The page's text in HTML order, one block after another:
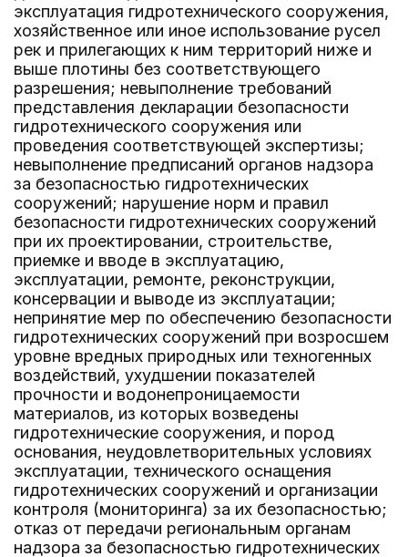
эксплуатация гидротехнического сооружения,
хозяйственное или иное использование русел
рек и прилегающих к ним территорий ниже и
выше плотины без соответствующего
разрешения; невыполнение требований
представления декларации безопасности
гидротехнического сооружения или
проведения соответствующей экспертизы;
невыполнение предписаний органов надзора
за безопасностью гидротехнических
сооружений; нарушение норм и правил
безопасности гидротехнических сооружений
при их проектировании, строительстве,
приемке и вводе в эксплуатацию,
эксплуатации, ремонте, реконструкции,
консервации и выводе из эксплуатации;
непринятие мер по обеспечению безопасности
гидротехнических сооружений при возросшем
уровне вредных природных или техногенных
воздействий, ухудшении показателей
прочности и водонепроницаемости
материалов, из которых возведены
гидротехнические сооружения, и пород
основания, неудовлетворительных условиях
эксплуатации, технического оснащения
гидротехнических сооружений и организации
контроля (мониторинга) за их безопасностью;
отказ от передачи региональным органам
надзора за безопасностью гидротехнических